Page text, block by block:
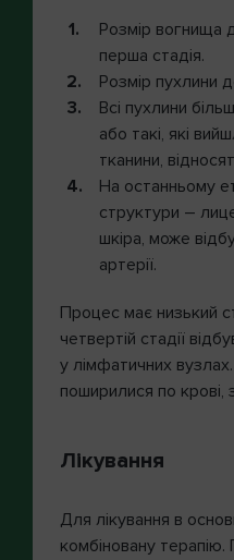
Розмір вогнища
перша стадія.
Розмір пухлини
Всі пухлини
або такі, які
тканини,
На останньому
структури –
шкіра, може
артерії.
Процес має низький
четвертій стадії
у лімфатичних
поширилися по крові,
Лікування
Для лікування в
комбіновану